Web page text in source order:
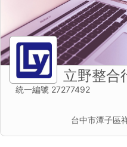
立野整合
統一編號 27277492
台中市潭子區